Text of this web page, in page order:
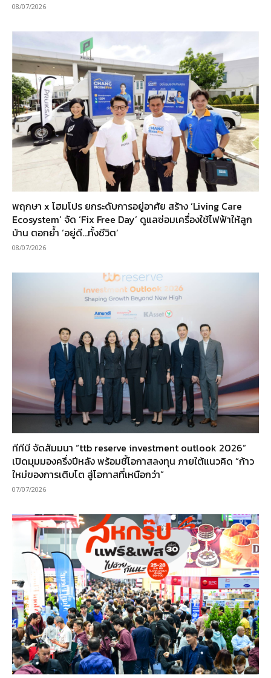
08/07/2026
พฤกษา x โฮมโปร ยกระดับการอยู่อาศัย สร้าง ‘Living Care
Ecosystem’ จัด ‘Fix Free Day’ ดูแลซ่อมเครื่องใช้ไฟฟ้าให้ลูก
บ้าน ตอกย้ำ ‘อยู่ดี…ทั้งชีวิต’
08/07/2026
ทีทีบี จัดสัมมนา “ttb reserve investment outlook 2026”
เปิดมุมมองครึ่งปีหลัง พร้อมชี้โอกาสลงทุน ภายใต้แนวคิด “ก้าว
ใหม่ของการเติบโต สู่โอกาสที่เหนือกว่า”
07/07/2026